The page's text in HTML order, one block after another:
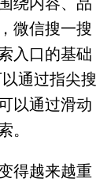
微信搜一搜
入口的基础
通过指尖搜
以通过滑动
。
得越来越重